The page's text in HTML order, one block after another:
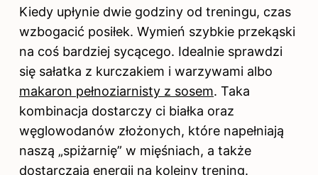
Kiedy upłynie dwie godziny od treningu, czas
wzbogacić posiłek. Wymień szybkie przekąski
na coś bardziej sycącego. Idealnie sprawdzi
się sałatka z kurczakiem i warzywami albo
makaron pełnoziarnisty z sosem. Taka
kombinacja dostarczy ci białka oraz
węglowodanów złożonych, które napełniają
naszą „spiżarnię” w mięśniach, a także
dostarczają energii na kolejny trening.